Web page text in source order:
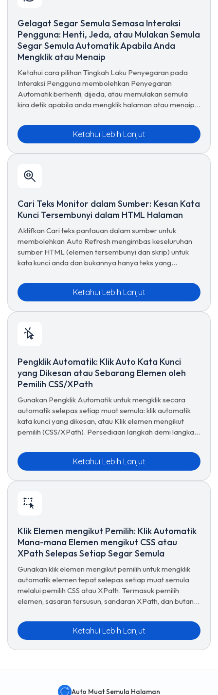
Gelagat Segar Semula Semasa Interaksi
Pengguna: Henti, Jeda, atau Mulakan Semula
Segar Semula Automatik Apabila Anda
Mengklik atau Menaip
Ketahui cara pilihan Tingkah Laku Penyegaran pada
Interaksi Pengguna membolehkan Penyegaran
Automatik berhenti, dijeda, atau memulakan semula
kira detik apabila anda mengklik halaman atau menaip
mengganggu anda.
Ketahui Lebih Lanjut
Cari Teks Monitor dalam Sumber: Kesan Kata
Kunci Tersembunyi dalam HTML Halaman
Aktifkan Cari teks pantauan dalam sumber untuk
membolehkan Auto Refresh mengimbas keseluruhan
sumber HTML (elemen tersembunyi dan skrip) untuk
kata kunci anda dan bukannya hanya teks yang
pertimbangannya.
Ketahui Lebih Lanjut
Pengklik Automatik: Klik Auto Kata Kunci
yang Dikesan atau Sebarang Elemen oleh
Pemilih CSS/XPath
Gunakan Pengklik Automatik untuk mengklik secara
automatik selepas setiap muat semula: klik automatik
kata kunci yang dikesan, atau Klik elemen mengikut
pemilih (CSS/XPath). Persediaan langkah demi langkah
Ketahui Lebih Lanjut
Klik Elemen mengikut Pemilih: Klik Automatik
Mana-mana Elemen mengikut CSS atau
XPath Selepas Setiap Segar Semula
Gunakan klik elemen mengikut pemilih untuk mengklik
automatik elemen tepat selepas setiap muat semula
melalui pemilih CSS atau XPath. Termasuk pemilih
elemen, sasaran tersusun, sandaran XPath, dan butang
Ketahui Lebih Lanjut
Auto Muat Semula Halaman